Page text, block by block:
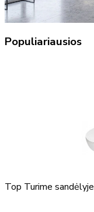
Populiariausios
Top Turime sandėlyje